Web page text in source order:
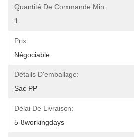
Quantité De Commande Min:
1
Prix:
Négociable
Détails D'emballage:
Sac PP
Délai De Livraison:
5-8workingdays